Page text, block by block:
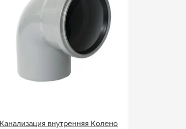
Канализация внутренняя Колено